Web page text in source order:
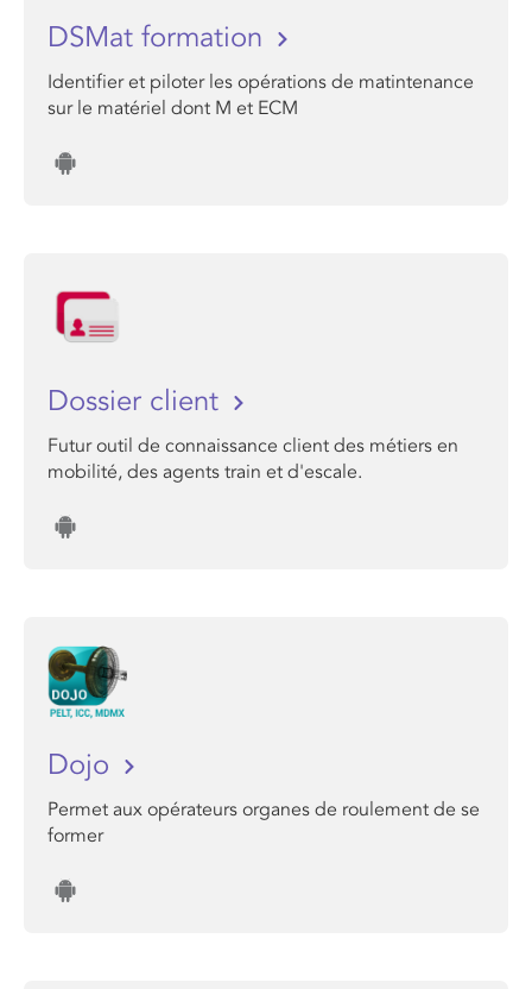
DSMat formation
Identifier et piloter les opérations de matintenance
sur le matériel dont M et ECM
Dossier client
Futur outil de connaissance client des métiers en
mobilité, des agents train et d'escale.
Dojo
Permet aux opérateurs organes de roulement de se
former